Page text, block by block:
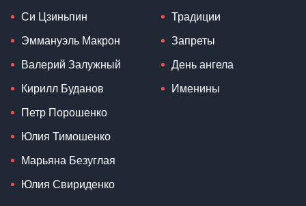
Си Цзиньпин
Эммануэль Макрон
Валерий Залужный
Кирилл Буданов
Петр Порошенко
Юлия Тимошенко
Марьяна Безуглая
Юлия Свириденко
Традиции
Запреты
День ангела
Именины